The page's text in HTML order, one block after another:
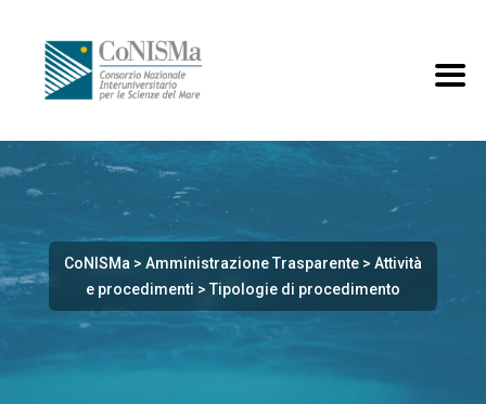
CoNISMa > Amministrazione Trasparente > Attività
e procedimenti > Tipologie di procedimento